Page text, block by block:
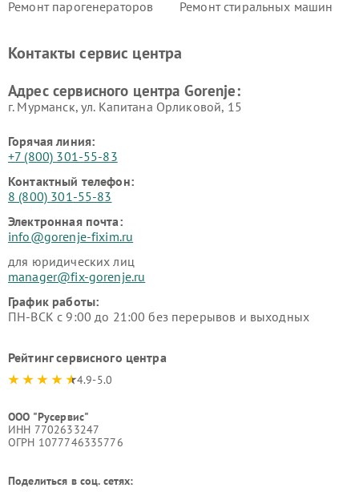
Ремонт парогенераторов
Ремонт стиральных машин
Контакты сервис центра
Адрес сервисного центра Gorenje:
г. Мурманск, ул. Капитана Орликовой, 15
Горячая линия:
+7 (800) 301-55-83
Контактный телефон:
8 (800) 301-55-83
Электронная почта:
info@gorenje-fixim.ru
для юридических лиц
manager@fix-gorenje.ru
График работы:
ПН-ВСК с 9:00 до 21:00 без перерывов и выходных
Рейтинг сервисного центра
4.9-5.0
ООО "Русервис"
ИНН 7702633247
ОГРН 1077746335776
Поделиться в соц. сетях: